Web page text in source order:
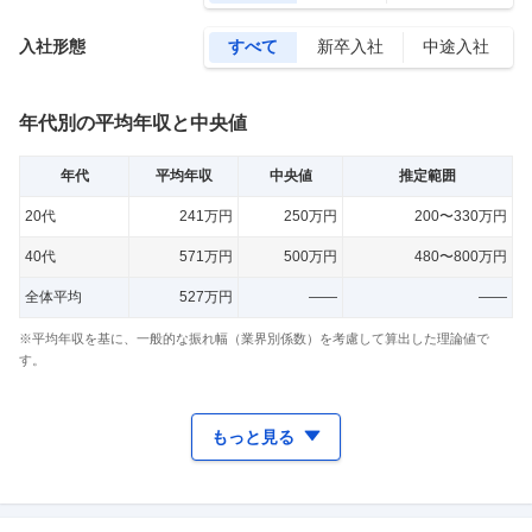
入社形態 すべて 新卒入社 中途入社
年代別の平均年収と中央値
年代 平均年収 中央値 推定範囲
20代 241万円 250万円 200〜330万円
40代 571万円 500万円 480〜800万円
全体平均 527万円 —— ——
※平均年収を基に、一般的な振れ幅（業界別係数）を考慮して算出した理論値で
す。
もっと見る